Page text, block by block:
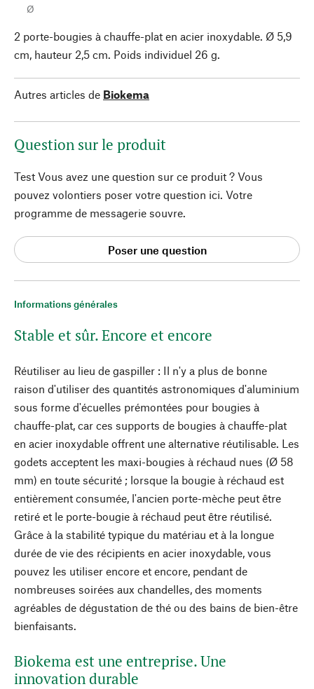
Informations générales
Stable et sûr. Encore et encore
Réutiliser au lieu de gaspiller : Il n'y a plus de bonne
raison d'utiliser des quantités astronomiques d'aluminium
sous forme d'écuelles prémontées pour bougies à
chauffe-plat, car ces supports de bougies à chauffe-plat
en acier inoxydable offrent une alternative réutilisable. Les
godets acceptent les maxi-bougies à réchaud nues (Ø 58
mm) en toute sécurité ; lorsque la bougie à réchaud est
entièrement consumée, l'ancien porte-mèche peut être
retiré et le porte-bougie à réchaud peut être réutilisé.
Grâce à la stabilité typique du matériau et à la longue
durée de vie des récipients en acier inoxydable, vous
pouvez les utiliser encore et encore, pendant de
nombreuses soirées aux chandelles, des moments
agréables de dégustation de thé ou des bains de bien-être
bienfaisants.
Biokema est une entreprise. Une
innovation durable
Ø
2 porte-bougies à chauffe-plat en acier inoxydable. Ø 5,9
cm, hauteur 2,5 cm. Poids individuel 26 g.
Autres articles de Biokema
Question sur le produit
Test Vous avez une question sur ce produit ? Vous
pouvez volontiers poser votre question ici. Votre
programme de messagerie souvre.
Poser une question